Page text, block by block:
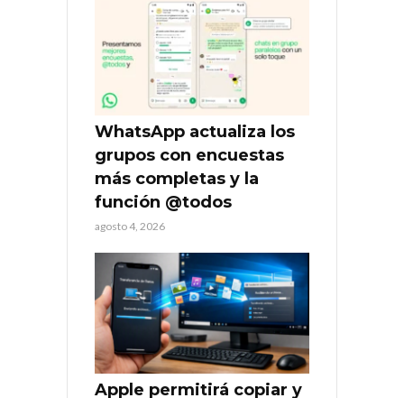
WhatsApp actualiza los
grupos con encuestas
más completas y la
función @todos
agosto 4, 2026
Apple permitirá copiar y